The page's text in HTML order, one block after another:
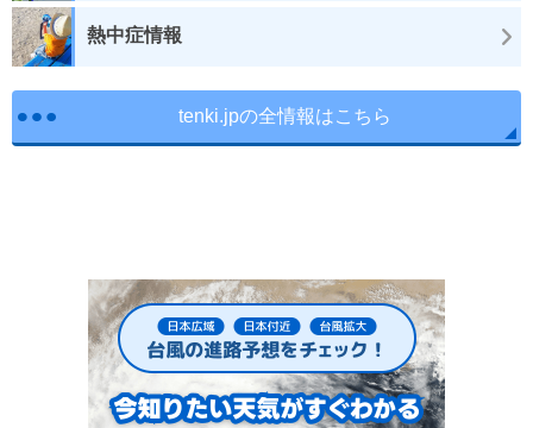
熱中症情報
tenki.jpの全情報はこちら